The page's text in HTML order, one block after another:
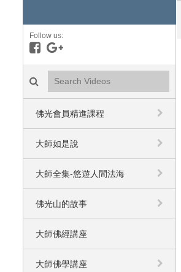
Follow us:
Like on Facebook
Follow on Google+
Search videos icon
佛光會員精進課程
大師如是說
大師全集-悠遊人間法海
佛光山的故事
大師佛經講座
大師佛學講座